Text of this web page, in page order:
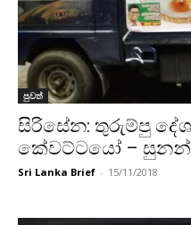
පුවත්
සිරිසේන: තුරුම්පු
කේවට්ටයෝ – සුනන්ද
Sri Lanka Brief - 15/11/2018